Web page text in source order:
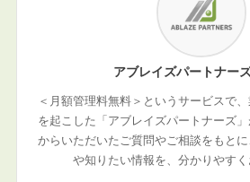
アブレイズパートナー
＜月額管理料無料＞というサービスで
を起こした「アブレイズパートナーズ
からいただいたご質問やご相談をもと
や知りたい情報を、分かりやすく